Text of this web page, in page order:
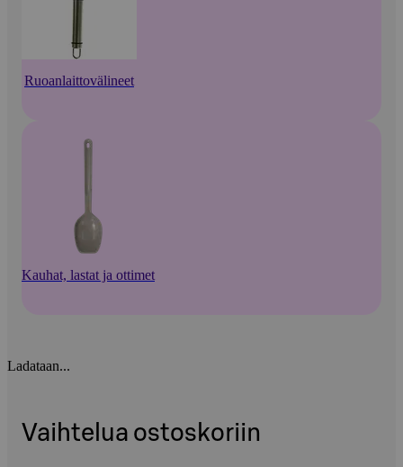
Ruoanlaittovälineet
Kauhat, lastat ja ottimet
Ladataan...
Vaihtelua ostoskoriin